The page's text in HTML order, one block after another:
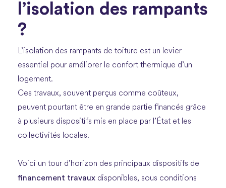
l’isolation des rampants
?
L’isolation des rampants de toiture est un levier
essentiel pour améliorer le confort thermique d’un
logement.
Ces travaux, souvent perçus comme coûteux,
peuvent pourtant être en grande partie financés grâce
à plusieurs dispositifs mis en place par l’État et les
collectivités locales.
Voici un tour d’horizon des principaux dispositifs de
financement travaux disponibles, sous conditions